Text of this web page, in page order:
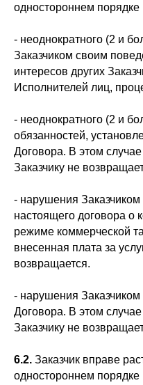
одностороннем порядке
- неоднократного (2 и
Заказчиком своим
интересов других
Исполнителей лиц,
- неоднократного (2 и
обязанностей,
Договора. В этом
Заказчику не
- нарушения Заказчиком
настоящего договора о
режиме коммерческой
внесенная плата за
возвращается.
- нарушения Заказчиком
Договора. В этом
Заказчику не
6.2. Заказчик вправе
одностороннем